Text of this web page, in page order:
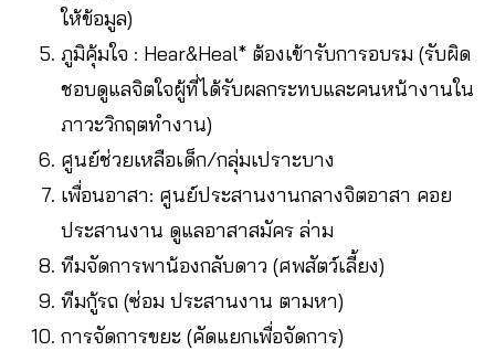
ให้ข้อมูล)
ภูมิคุ้มใจ : Hear&Heal* ต้องเข้ารับการอบรม (รับผิด
ชอบดูแลจิตใจผู้ที่ได้รับผลกระทบและคนหน้างานใน
ภาวะวิกฤตทำงาน)
ศูนย์ช่วยเหลือเด็ก/กลุ่มเปราะบาง
เพื่อนอาสา: ศูนย์ประสานงานกลางจิตอาสา คอย
ประสานงาน ดูแลอาสาสมัคร ล่าม
ทีมจัดการพาน้องกลับดาว (ศพสัตว์เลี้ยง)
ทีมกู้รถ (ซ่อม ประสานงาน ตามหา)
การจัดการขยะ (คัดแยกเพื่อจัดการ)